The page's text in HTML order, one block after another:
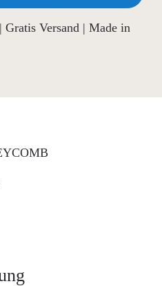
Gratis Versand | Made in